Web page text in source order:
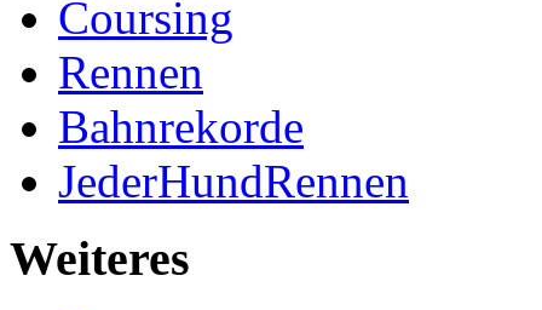
Coursing
Rennen
Bahnrekorde
JederHundRennen
Weiteres